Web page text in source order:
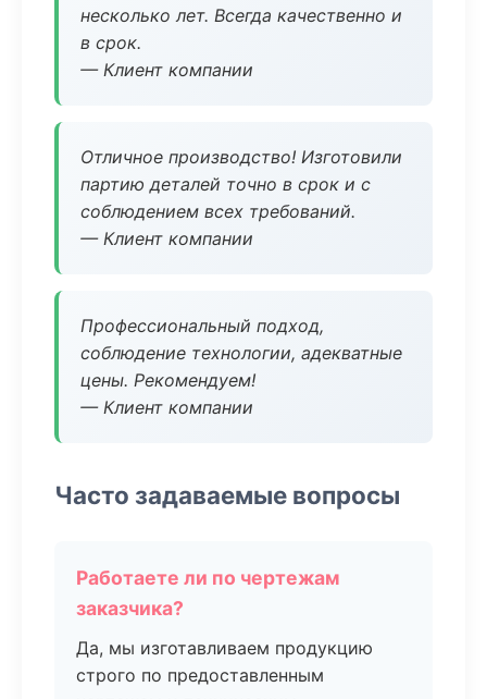
несколько лет. Всегда качественно и
в срок.
— Клиент компании
Отличное производство! Изготовили
партию деталей точно в срок и с
соблюдением всех требований.
— Клиент компании
Профессиональный подход,
соблюдение технологии, адекватные
цены. Рекомендуем!
— Клиент компании
Часто задаваемые вопросы
Работаете ли по чертежам
заказчика?
Да, мы изготавливаем продукцию
строго по предоставленным